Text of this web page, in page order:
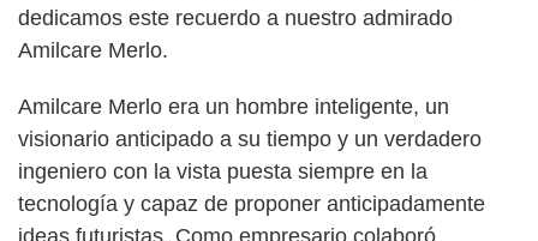
dedicamos este recuerdo a nuestro admirado
Amilcare Merlo.
Amilcare Merlo era un hombre inteligente, un
visionario anticipado a su tiempo y un verdadero
ingeniero con la vista puesta siempre en la
tecnología y capaz de proponer anticipadamente